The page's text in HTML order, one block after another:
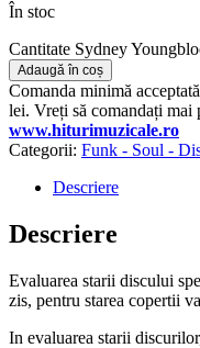
În stoc
Cantitate Sydney
Adaugă în coș
Comanda minimă
lei. Vreți să comandați mai
www.hiturimuzicale.ro
Categorii: Funk - Soul -
Descriere
Descriere
Evaluarea starii discului
zis, pentru starea copertii
In evaluarea starii